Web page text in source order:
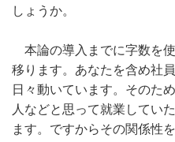
しょうか。
本論の導入までに字数を
移ります。あなたを含め社
日々動いています。そのた
人などと思って就業してい
ます。ですからその関係性